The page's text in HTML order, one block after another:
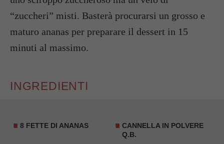
“zuccheri” misti. Basterà procurarsi un grosso e
maturo ananas per preparare il dessert in 15
minuti al massimo.
INGREDIENTI
8 FETTE DI ANANAS
CANNELLA IN POLVERE
Q.B.